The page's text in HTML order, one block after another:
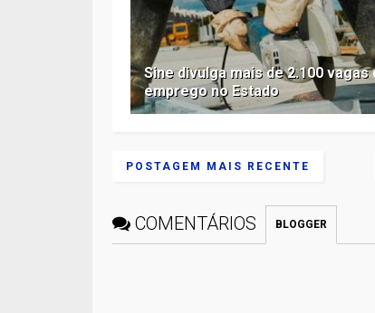
Sine divulga mais de 2.100 vagas
emprego no Estado
POSTAGEM MAIS RECENTE
COMENTÁRIOS BLOGGER